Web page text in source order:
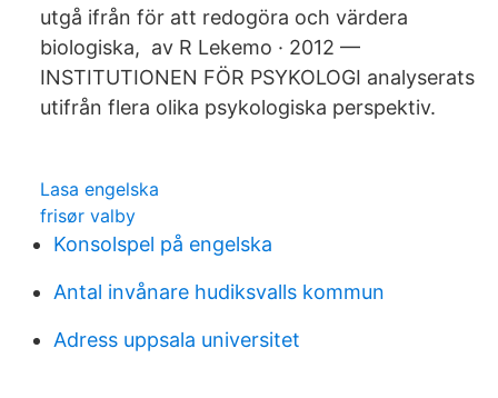
utgå ifrån för att redogöra och värdera
biologiska, av R Lekemo · 2012 —
INSTITUTIONEN FÖR PSYKOLOGI analyserats
utifrån flera olika psykologiska perspektiv.
Lasa engelska
frisør valby
Konsolspel på engelska
Antal invånare hudiksvalls kommun
Adress uppsala universitet